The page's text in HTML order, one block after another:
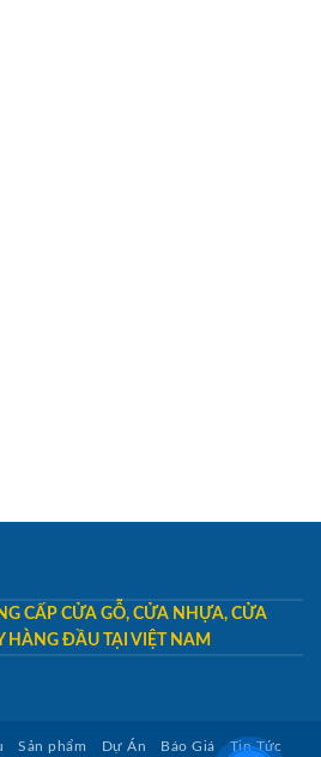
CẤP CỬA GỖ, CỬA NHỰA, CỬA
HÀNG ĐẦU TẠI VIỆT NAM
Sản phẩm Dự Án Báo Giá Tin Tức